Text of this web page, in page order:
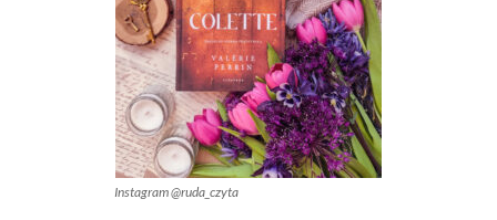
Instagram @ruda_czyta